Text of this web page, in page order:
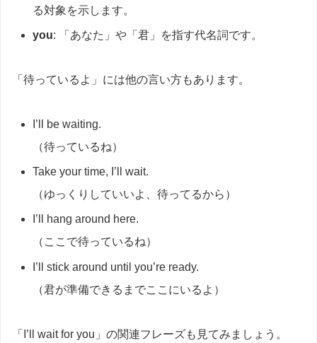
る対象を示します。
you: 「あなた」や「君」を指す代名詞です。
「待っているよ」には他の言い方もあります。
I’ll be waiting.
（待っているね）
Take your time, I’ll wait.
（ゆっくりしていいよ、待ってるから）
I’ll hang around here.
（ここで待っているね）
I’ll stick around until you’re ready.
（君が準備できるまでここにいるよ）
「I’ll wait for you」の関連フレーズも見てみましょう。